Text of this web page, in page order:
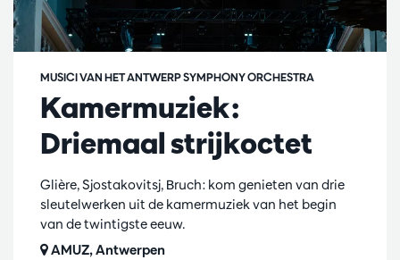
Kamermuziek:
Driemaal strijkoctet
MUSICI VAN HET ANTWERP SYMPHONY ORCHESTRA
Glière, Sjostakovitsj, Bruch: kom genieten van drie
sleutelwerken uit de kamermuziek van het begin
van de twintigste eeuw.
AMUZ, Antwerpen